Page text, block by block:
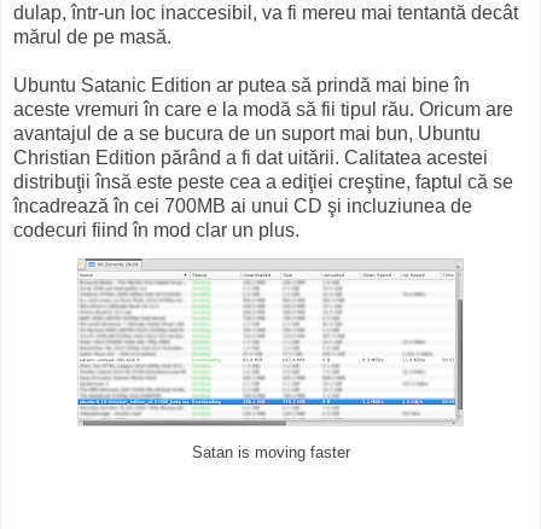
dulap, într-un loc inaccesibil, va fi mereu mai tentantă decât
mărul de pe masă.
Ubuntu Satanic Edition ar putea să prindă mai bine în
aceste vremuri în care e la modă să fii tipul rău. Oricum are
avantajul de a se bucura de un suport mai bun, Ubuntu
Christian Edition părând a fi dat uitării. Calitatea acestei
distribuţii însă este peste cea a ediţiei creştine, faptul că se
încadrează în cei 700MB ai unui CD şi incluziunea de
codecuri fiind în mod clar un plus.
Satan is moving faster